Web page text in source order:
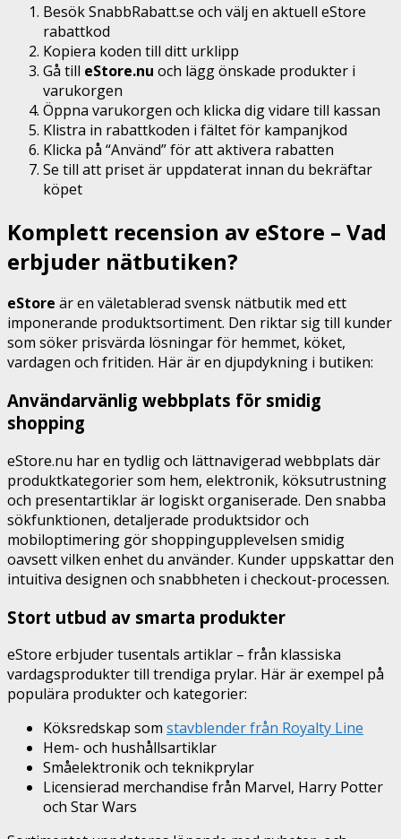
Besök SnabbRabatt.se och välj en aktuell eStore
rabattkod
Kopiera koden till ditt urklipp
Gå till eStore.nu och lägg önskade produkter i
varukorgen
Öppna varukorgen och klicka dig vidare till kassan
Klistra in rabattkoden i fältet för kampanjkod
Klicka på “Använd” för att aktivera rabatten
Se till att priset är uppdaterat innan du bekräftar
köpet
Komplett recension av eStore – Vad
erbjuder nätbutiken?
eStore är en väletablerad svensk nätbutik med ett
imponerande produktsortiment. Den riktar sig till kunder
som söker prisvärda lösningar för hemmet, köket,
vardagen och fritiden. Här är en djupdykning i butiken:
Användarvänlig webbplats för smidig
shopping
eStore.nu har en tydlig och lättnavigerad webbplats där
produktkategorier som hem, elektronik, köksutrustning
och presentartiklar är logiskt organiserade. Den snabba
sökfunktionen, detaljerade produktsidor och
mobiloptimering gör shoppingupplevelsen smidig
oavsett vilken enhet du använder. Kunder uppskattar den
intuitiva designen och snabbheten i checkout-processen.
Stort utbud av smarta produkter
eStore erbjuder tusentals artiklar – från klas­siska
vardagsprodukter till trendiga prylar. Här är exempel på
populära produkter och kategorier:
Köksredskap som stavblender från Royalty Line
Hem- och hushållsartiklar
Småelektronik och teknikprylar
Licensierad merchandise från Marvel, Harry Potter
och Star Wars